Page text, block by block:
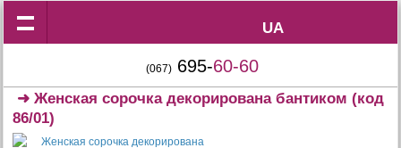
UA
UA
(067) 695-60-60
➜Женская сорочка декорирована бантиком (код
86/01)